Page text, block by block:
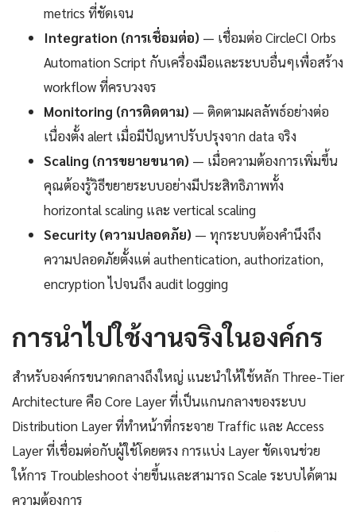
metrics ที่ชัดเจน
Integration (การเชื่อมต่อ) — เชื่อมต่อ CircleCI Orbs
Automation Script กับเครื่องมือและระบบอื่นๆเพื่อสร้าง
workflow ที่ครบวงจร
Monitoring (การติดตาม) — ติดตามผลลัพธ์อย่างต่อ
เนื่องตั้ง alert เมื่อมีปัญหาปรับปรุงจาก data จริง
Scaling (การขยายขนาด) — เมื่อความต้องการเพิ่มขึ้น
คุณต้องรู้วิธีขยายระบบอย่างมีประสิทธิภาพทั้ง
horizontal scaling และ vertical scaling
Security (ความปลอดภัย) — ทุกระบบต้องคำนึงถึง
ความปลอดภัยตั้งแต่ authentication, authorization,
encryption ไปจนถึง audit logging
การนำไปใช้งานจริงในองค์กร
สำหรับองค์กรขนาดกลางถึงใหญ่ แนะนำให้ใช้หลัก Three-Tier
Architecture คือ Core Layer ที่เป็นแกนกลางของระบบ
Distribution Layer ที่ทำหน้าที่กระจาย Traffic และ Access
Layer ที่เชื่อมต่อกับผู้ใช้โดยตรง การแบ่ง Layer ชัดเจนช่วย
ให้การ Troubleshoot ง่ายขึ้นและสามารถ Scale ระบบได้ตาม
ความต้องการ